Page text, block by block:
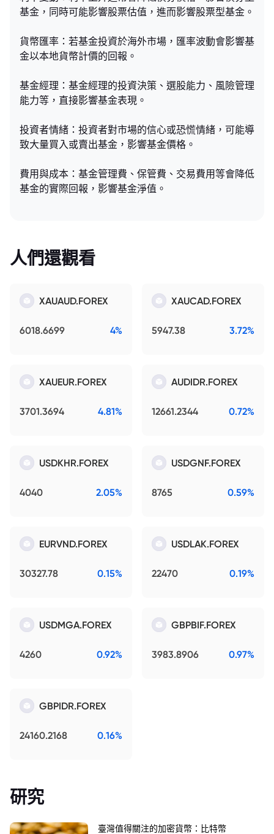
基金，同時可能影響股票估值，進而影響股票型基金。
貨幣匯率：若基金投資於海外市場，匯率波動會影響基
金以本地貨幣計價的回報。
基金經理：基金經理的投資決策、選股能力、風險管理
能力等，直接影響基金表現。
投資者情緒：投資者對市場的信心或恐慌情緒，可能導
致大量買入或賣出基金，影響基金價格。
費用與成本：基金管理費、保管費、交易費用等會降低
基金的實際回報，影響基金淨值。
人們還觀看
XAUAUD.FOREX
6018.6699 4%
XAUCAD.FOREX
5947.38 3.72%
XAUEUR.FOREX
3701.3694 4.81%
AUDIDR.FOREX
12661.2344 0.72%
USDKHR.FOREX
4040 2.05%
USDGNF.FOREX
8765 0.59%
EURVND.FOREX
30327.78 0.15%
USDLAK.FOREX
22470 0.19%
USDMGA.FOREX
4260 0.92%
GBPBIF.FOREX
3983.8906 0.97%
GBPIDR.FOREX
24160.2168 0.16%
研究
臺灣值得關注的加密貨幣：比特幣